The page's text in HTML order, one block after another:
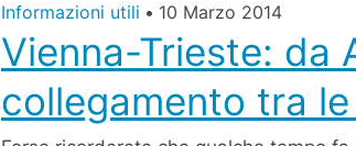
Informazioni utili • 10 Marzo 2014
Vienna-Trieste: da
collegamento tra